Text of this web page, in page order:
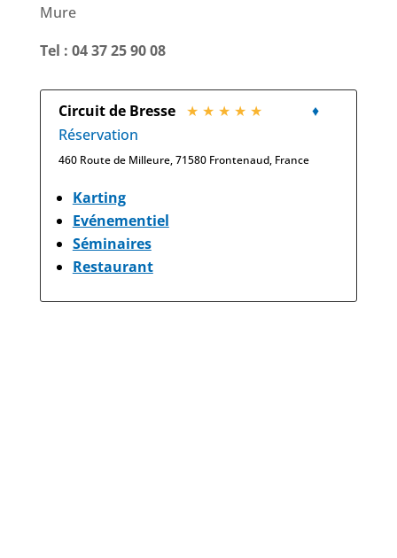
Mure
Tel : 04 37 25 90 08
Circuit de Bresse ★ ★ ★ ★ ★
♦
Réservation
460 Route de Milleure, 71580 Frontenaud, France
Karting
Evénementiel
Séminaires
Restaurant